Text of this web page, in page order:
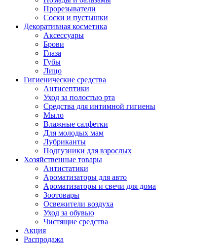
Прорезыватели
Соски и пустышки
Декоративная косметика
Аксессуары
Брови
Глаза
Губы
Лицо
Гигиенические средства
Антисептики
Уход за полостью рта
Средства для интимной гигиены
Мыло
Влажные салфетки
Для молодых мам
Лубриканты
Подгузники для взрослых
Хозяйственные товары
Антистатики
Ароматизаторы для авто
Ароматизаторы и свечи для дома
Зоотовары
Освежители воздуха
Уход за обувью
Чистящие средства
Акция
Распродажа